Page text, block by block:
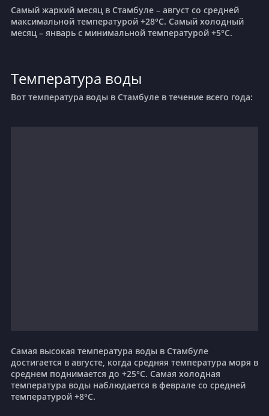
Самый жаркий месяц в Стамбуле – август со средней
максимальной температурой +28°C. Самый холодный
месяц – январь с минимальной температурой +5°C.
Температура воды
Вот температура воды в Стамбуле в течение всего года:
Самая высокая температура воды в Стамбуле
достигается в августе, когда средняя температура моря в
среднем поднимается до +25°C. Самая холодная
температура воды наблюдается в феврале со средней
температурой +8°C.